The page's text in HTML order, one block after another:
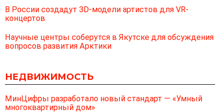
В России создадут 3D-модели артистов для VR-
концертов
Научные центры соберутся в Якутске для обсуждения
вопросов развития Арктики
НЕДВИЖИМОСТЬ
МинЦифры разработало новый стандарт — «Умный
многоквартирный дом»